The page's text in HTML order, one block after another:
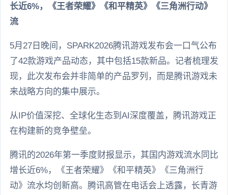
长近6%，《王者荣耀》《和平精英》《三角洲行动》
流
5月27日晚间，SPARK2026腾讯游戏发布会一口气公布
了42款游戏产品动态，其中包括15款新品。记者梳理发
现，此次发布会并非简单的产品罗列，而是腾讯游戏未
来战略方向的集中展示。
从IP价值深挖、全球化生态到AI深度覆盖，腾讯游戏正
在构建新的竞争壁垒。
腾讯的2026年第一季度财报显示，其国内游戏流水同比
增长近6%，《王者荣耀》《和平精英》《三角洲行
动》流水均创新高。腾讯高管在电话会上透露，长青游